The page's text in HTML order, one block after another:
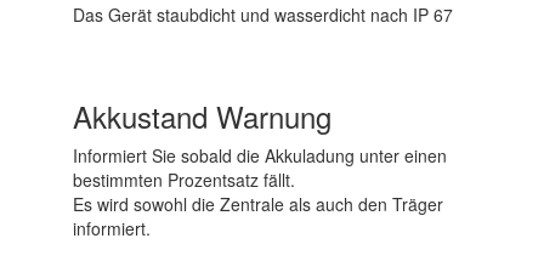
Das Gerät staubdicht und wasserdicht nach IP 67
Akkustand Warnung
Informiert Sie sobald die Akkuladung unter einen
bestimmten Prozentsatz fällt.
Es wird sowohl die Zentrale als auch den Träger
informiert.